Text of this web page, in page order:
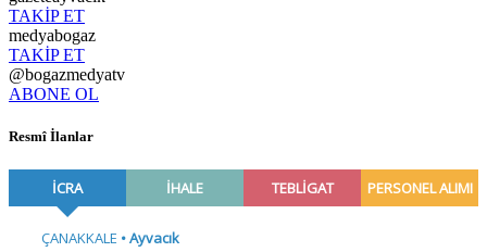
TAKİP ET
medyabogaz
TAKİP ET
@bogazmedyatv
ABONE OL
Resmî İlanlar